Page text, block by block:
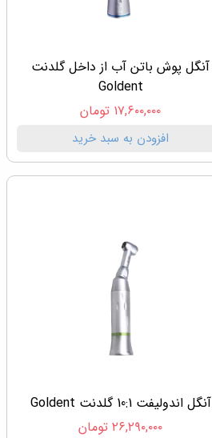
آنگل پوش باتن آب از داخل گلدنت
Goldent
۱۷,۶۰۰,۰۰۰ تومان
افزودن به سبد خرید
آنگل اندولیفت 10:1 گلدنت Goldent
۲۶,۲۹۰,۰۰۰ تومان